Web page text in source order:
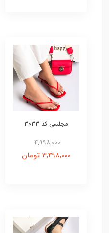
مجلسی کد 3033
4,998,000
3,498,000 تومان